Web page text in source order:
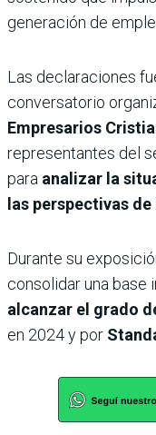
generación de
Las declaraciones
conversatorio
Empresarios
representantes del
para analizar la
las perspectivas
Durante su
consolidar una base
alcanzar el grado
en 2024 y por